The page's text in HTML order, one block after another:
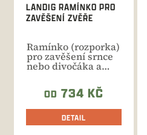
LANDIG RAMÍNKO PRO
ZAVĚŠENÍ ZVĚŘE
Ramínko (rozporka)
pro zavěšení srnce
nebo divočáka a
zpracování.
OD 734 KČ
DETAIL